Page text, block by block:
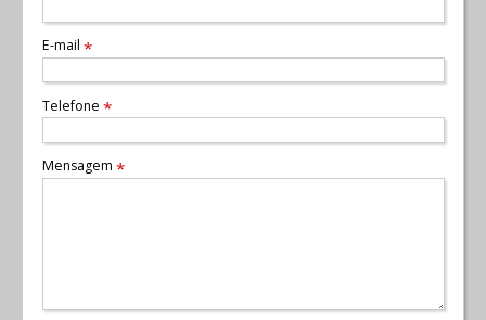
E-mail *
Telefone *
Mensagem *